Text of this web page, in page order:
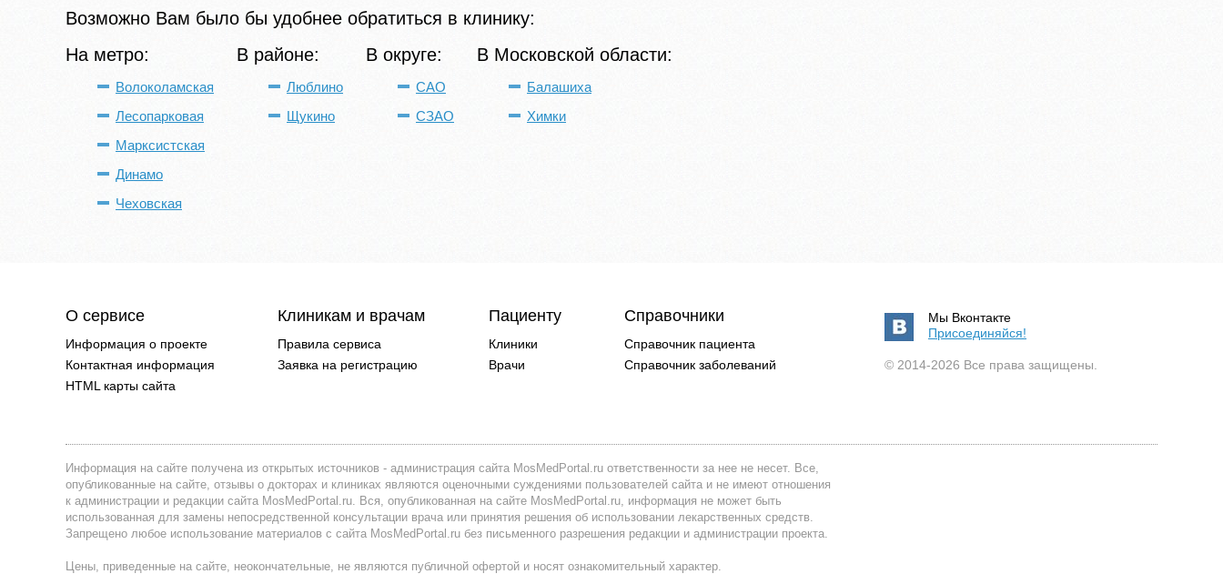
Возможно Вам было бы удобнее обратиться в клинику:
На метро:
Волоколамская
Лесопарковая
Марксистская
Динамо
Чеховская
В районе:
Люблино
Щукино
В округе:
САО
СЗАО
В Московской области:
Балашиха
Химки
О сервисе
Информация о проекте
Контактная информация
HTML карты сайта
Клиникам и врачам
Правила сервиса
Заявка на регистрацию
Пациенту
Клиники
Врачи
Справочники
Справочник пациента
Справочник заболеваний
Мы Вконтакте
Присоединяйся!
© 2014-2026 Все права защищены.
Информация на сайте получена из открытых источников - администрация сайта MosMedPortal.ru ответственности за нее не несет. Все,
опубликованные на сайте, отзывы о докторах и клиниках являются оценочными суждениями пользователей сайта и не имеют отношения
к администрации и редакции сайта MosMedPortal.ru. Вся, опубликованная на сайте MosMedPortal.ru, информация не может быть
использованная для замены непосредственной консультации врача или принятия решения об использовании лекарственных средств.
Запрещено любое использование материалов с сайта MosMedPortal.ru без письменного разрешения редакции и администрации проекта.
Цены, приведенные на сайте, неокончательные, не являются публичной офертой и носят ознакомительный характер.